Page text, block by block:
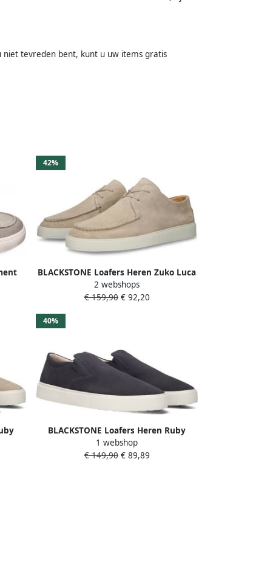
niet tevreden bent, kunt u uw items gratis
42%
BLACKSTONE Loafers Heren Zuko Luca
Low Maat: 42 Materiaal: Suède Kleur:
Beige
2 webshops
€ 159,90€ 92,20
40%
BLACKSTONE Loafers Heren Ruby
Banks Maat: 44 Materiaal: Suède Kleur:
Blauw
1 webshop
€ 149,90€ 89,89